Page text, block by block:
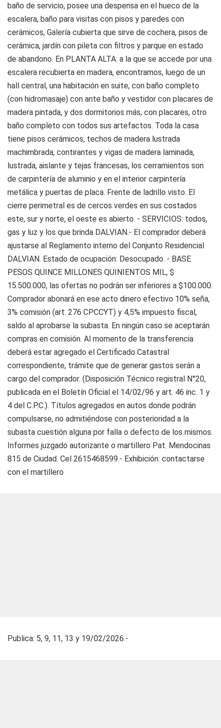
baño de servicio, posee una despensa en el hueco de la
escalera, baño para visitas con pisos y paredes con
cerámicos, Galería cubierta que sirve de cochera, pisos de
cerámica, jardín con pileta con filtros y parque en estado
de abandono. En PLANTA ALTA: a la que se accede por una
escalera recubierta en madera, encontramos, luego de un
hall central, una habitación en suite, con baño completo
(con hidromasaje) con ante baño y vestidor con placares de
madera pintada, y dos dormitorios más, con placares, otro
baño completo con todos sus artefactos. Toda la casa
tiene pisos cerámicos, techos de madera lustrada
machimbrada, contirantes y vigas de madera laminada,
lustrada, aislante y tejas francesas, los cerramientos son
de carpintería de aluminio y en el interior carpintería
metálica y puertas de placa. Frente de ladrillo visto. El
cierre perimetral es de cercos verdes en sus costados
este, sur y norte, el oeste es abierto. - SERVICIOS: todos,
gas y luz y los que brinda DALVIAN.- El comprador deberá
ajustarse al Reglamento interno del Conjunto Residencial
DALVIAN. Estado de ocupación: Desocupado. - BASE
PESOS QUINCE MILLONES QUINIENTOS MIL, $
15.500.000, las ofertas no podrán ser inferiores a $100.000.
Comprador abonará en ese acto dinero efectivo 10% seña,
3% comisión (art. 276 CPCCYT) y 4,5% impuesto fiscal,
saldo al aprobarse la subasta. En ningún caso se aceptarán
compras en comisión. Al momento de la transferencia
deberá estar agregado el Certificado Catastral
correspondiente, trámite que de generar gastos serán a
cargo del comprador. (Disposición Técnico registral N°20,
publicada en el Boletín Oficial el 14/02/96 y art. 46 inc. 1 y
4 del C.P.C.). Títulos agregados en autos donde podrán
compulsarse, no admitiéndose con posterioridad a la
subasta cuestión alguna por falla o defecto de los mismos.
Informes juzgado autorizante o martillero Pat. Mendocinas
815 de Ciudad. Cel 2615468599.- Exhibición: contactarse
con el martillero
Publica: 5, 9, 11, 13 y 19/02/2026.-